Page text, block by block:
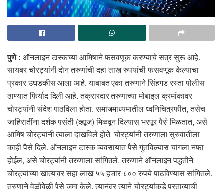
पुणे : ऑनलाइन टास्कच्या आमिषाने फसवणूक करण्याचे सत्र सुरू आहे.
सायबर चोरट्यांनी दोन तरुणांची दहा लाख रुपयांची फसवणूक केल्याचा
प्रकार उघडकीस आला आहे. याबाबत एका तरुणाने सिंहगड रस्ता पोलीस
ठाण्यात फिर्याद दिली आहे. तक्रारदार तरुणाच्या मोबाइल क्रमांकावर
चोरट्यांनी संदेश पाठविला होता. समाजमाध्यमातील ध्वनिचित्रफीत, तसेच
जाहिरातींना दर्शक पसंती (व्ह्यूज) मिळवून दिल्यास भरपूर पैसे मिळतात, असे
आमिष चोरट्यांनी त्याला दाखविले होते. चोरट्यांनी तरुणाला सुरुवातीला
काही पैसे दिले. ऑनलाइन टास्क व्यवसायात पैसे गुंतविल्यास चांगला नफा
होईल, असे चोरट्यांनी तरुणाला सांगितले. तरुणाने ऑनलाइन पद्धतीने
चोरट्यांच्या खात्यावर सहा लाख ५५ हजार ८०० रुपये पाठविण्यास सांगितले.
तरुणाने वेळोवेळी पैसे जमा केले. त्यानंतर त्याने चोरट्यांकडे परताव्याची